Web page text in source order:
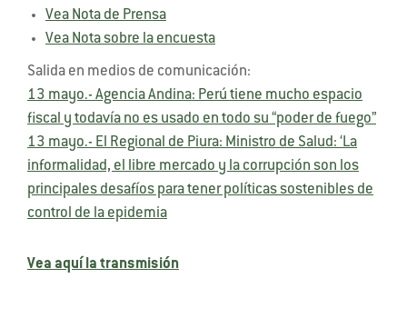
Vea Nota de Prensa
Vea Nota sobre la encuesta
Salida en medios de comunicación:
13 mayo.- Agencia Andina: Perú tiene mucho espacio
fiscal y todavía no es usado en todo su “poder de fuego”
13 mayo.- El Regional de Piura: Ministro de Salud: ‘La
informalidad, el libre mercado y la corrupción son los
principales desafíos para tener políticas sostenibles de
control de la epidemia
Vea aquí la transmisión